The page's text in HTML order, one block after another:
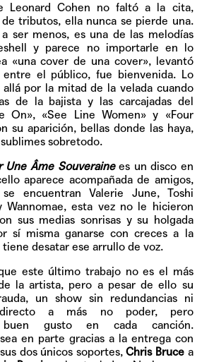
Leonard Cohen no faltó a la cita,
tributos, ella nunca se pierde una.
ser menos, es una de las melodías
y parece no importarle en lo
«una cover de una cover», levantó
entre el público, fue bienvenida. Lo
por la mitad de la velada cuando
de la bajista y las carcajadas del
On», «See Line Women» y «Four
su aparición, bellas donde las haya,
sobretodo.
Une Âme Souverainees un disco en
aparece acompañada de amigos,
encuentran Valerie June, Toshi
Wannomae, esta vez no le hicieron
sus medias sonrisas y su holgada
sí misma ganarse con creces a la
desatar ese arrullo de voz.
este último trabajo no es el más
la artista, pero a pesar de ello su
un show sin redundancias ni
directo a más no poder, pero
buen gusto en cada canción.
en parte gracias a la entrega con
dos únicos soportes,Chris Bruce a